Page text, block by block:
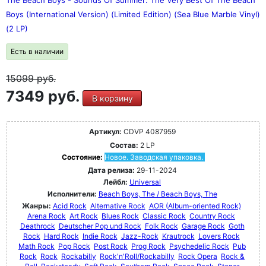
Boys (International Version) (Limited Edition) (Sea Blue Marble Vinyl)
(2 LP)
Есть в наличии
15099руб.
7349 руб. В корзину
Артикул: CDVP 4087959
Состав: 2 LP
Состояние: Новое. Заводская упаковка.
Дата релиза: 29-11-2024
Лейбл: Universal
Исполнители: Beach Boys, The / Beach Boys, The
Жанры: Acid Rock Alternative Rock AOR (Album-oriented Rock)
Arena Rock Art Rock Blues Rock Classic Rock Country Rock
Deathrock Deutscher Pop und Rock Folk Rock Garage Rock Goth
Rock Hard Rock Indie Rock Jazz-Rock Krautrock Lovers Rock
Math Rock Pop Rock Post Rock Prog Rock Psychedelic Rock Pub
Rock Rock Rockabilly Rock'n'Roll/Rockabilly Rock Opera Rock &